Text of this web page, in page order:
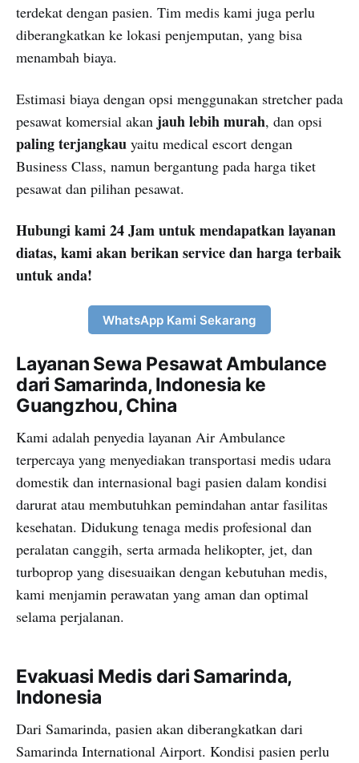
terdekat dengan pasien. Tim medis kami juga perlu
diberangkatkan ke lokasi penjemputan, yang bisa
menambah biaya.
Estimasi biaya dengan opsi menggunakan stretcher pada
pesawat komersial akan jauh lebih murah, dan opsi
paling terjangkau yaitu medical escort dengan
Business Class, namun bergantung pada harga tiket
pesawat dan pilihan pesawat.
Hubungi kami 24 Jam untuk mendapatkan layanan
diatas, kami akan berikan service dan harga terbaik
untuk anda!
WhatsApp Kami Sekarang
Layanan Sewa Pesawat Ambulance
dari Samarinda, Indonesia ke
Guangzhou, China
Kami adalah penyedia layanan Air Ambulance
terpercaya yang menyediakan transportasi medis udara
domestik dan internasional bagi pasien dalam kondisi
darurat atau membutuhkan pemindahan antar fasilitas
kesehatan. Didukung tenaga medis profesional dan
peralatan canggih, serta armada helikopter, jet, dan
turboprop yang disesuaikan dengan kebutuhan medis,
kami menjamin perawatan yang aman dan optimal
selama perjalanan.
Evakuasi Medis dari Samarinda,
Indonesia
Dari Samarinda, pasien akan diberangkatkan dari
Samarinda International Airport. Kondisi pasien perlu